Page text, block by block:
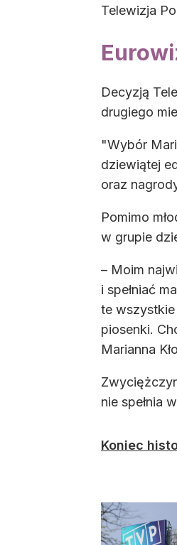
Telewizja
Decyzją
drugiego
"Wybór
dziewiątej
oraz
Pomimo
w grupie
– Moim
i spełniać
te
piosenki.
Marianna
nie spełnia
Koniec